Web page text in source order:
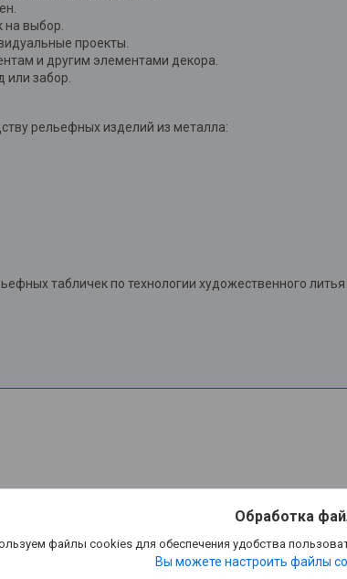
на выбор.
проекты.
и другим элементами декора.
или забор.
рельефных изделий из металла:
табличек по технологии художественного
Обработка
файлы cookies для обеспечения удобства
Вы можете настроить файлы